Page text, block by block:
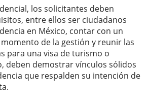
los solicitantes deben
entre ellos ser ciudadanos
en México, contar con un
de la gestión y reunir las
para una visa de turismo o
deben demostrar vínculos sólidos
que respalden su intención de